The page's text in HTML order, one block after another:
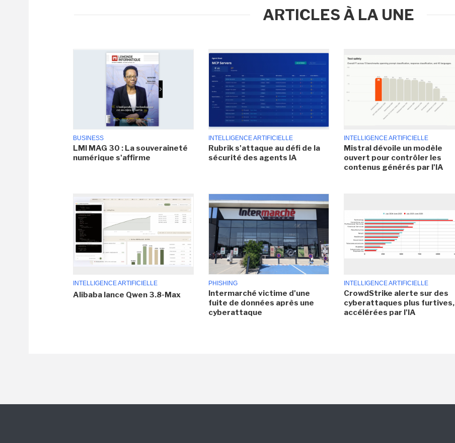
ARTICLES À LA UNE
BUSINESS
LMI MAG 30 : La souveraineté
numérique s'affirme
INTELLIGENCE ARTIFICIELLE
Rubrik s'attaque au défi de la
sécurité des agents IA
INTELLIGENCE ARTIFICIELLE
Mistral dévoile un modèle
ouvert pour contrôler les
contenus générés par l'IA
INTELLIGENCE ARTIFICIELLE
Alibaba lance Qwen 3.8-Max
PHISHING
Intermarché victime d'une
fuite de données après une
cyberattaque
INTELLIGENCE ARTIFICIELLE
CrowdStrike alerte sur des
cyberattaques plus furtives,
accélérées par l'IA